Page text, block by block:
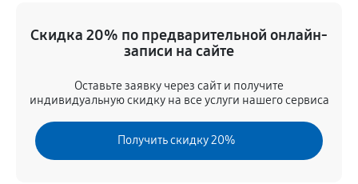
520 руб 60 минут
530 руб 60 минут
Демонтаж-монтаж двигателя
1560 руб 60 минут
Скидка 20% по предварительной онлайн-
записи на сайте
Оставьте заявку через сайт и получите
индивидуальную скидку на все услуги нашего сервиса
Получить скидку 20%